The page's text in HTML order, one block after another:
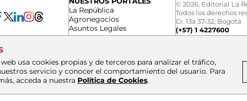
La República
Agronegocios
Asuntos Legales
© 2026, Editorial La
Todos los derechos
Cr. 13a 37-32, Bogotá
(+57) 1 4227600
usa cookies propias y de terceros para analizar el tráfico,
servicio y conocer el comportamiento del usuario. Para
acceda a nuestra Política de Cookies.